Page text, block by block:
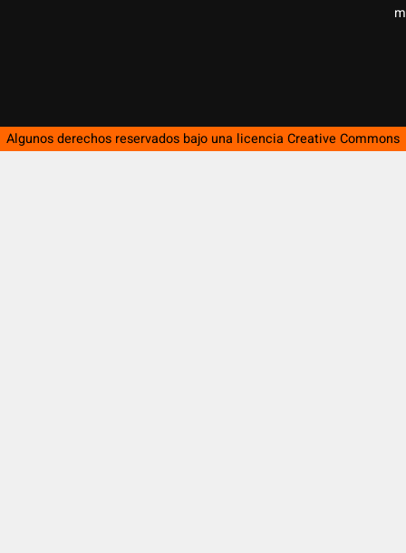
Algunos derechos reservados bajo una licencia Creative Commons